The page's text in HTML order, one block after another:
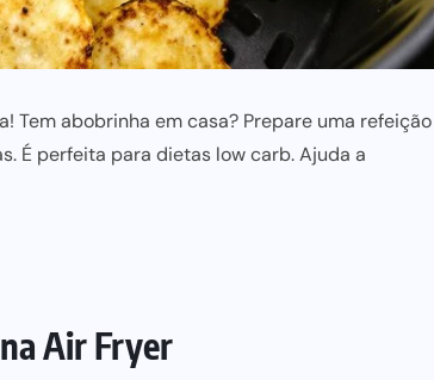
Tem abobrinha em casa? Prepare uma refeição
É perfeita para dietas low carb. Ajuda a
Air Fryer